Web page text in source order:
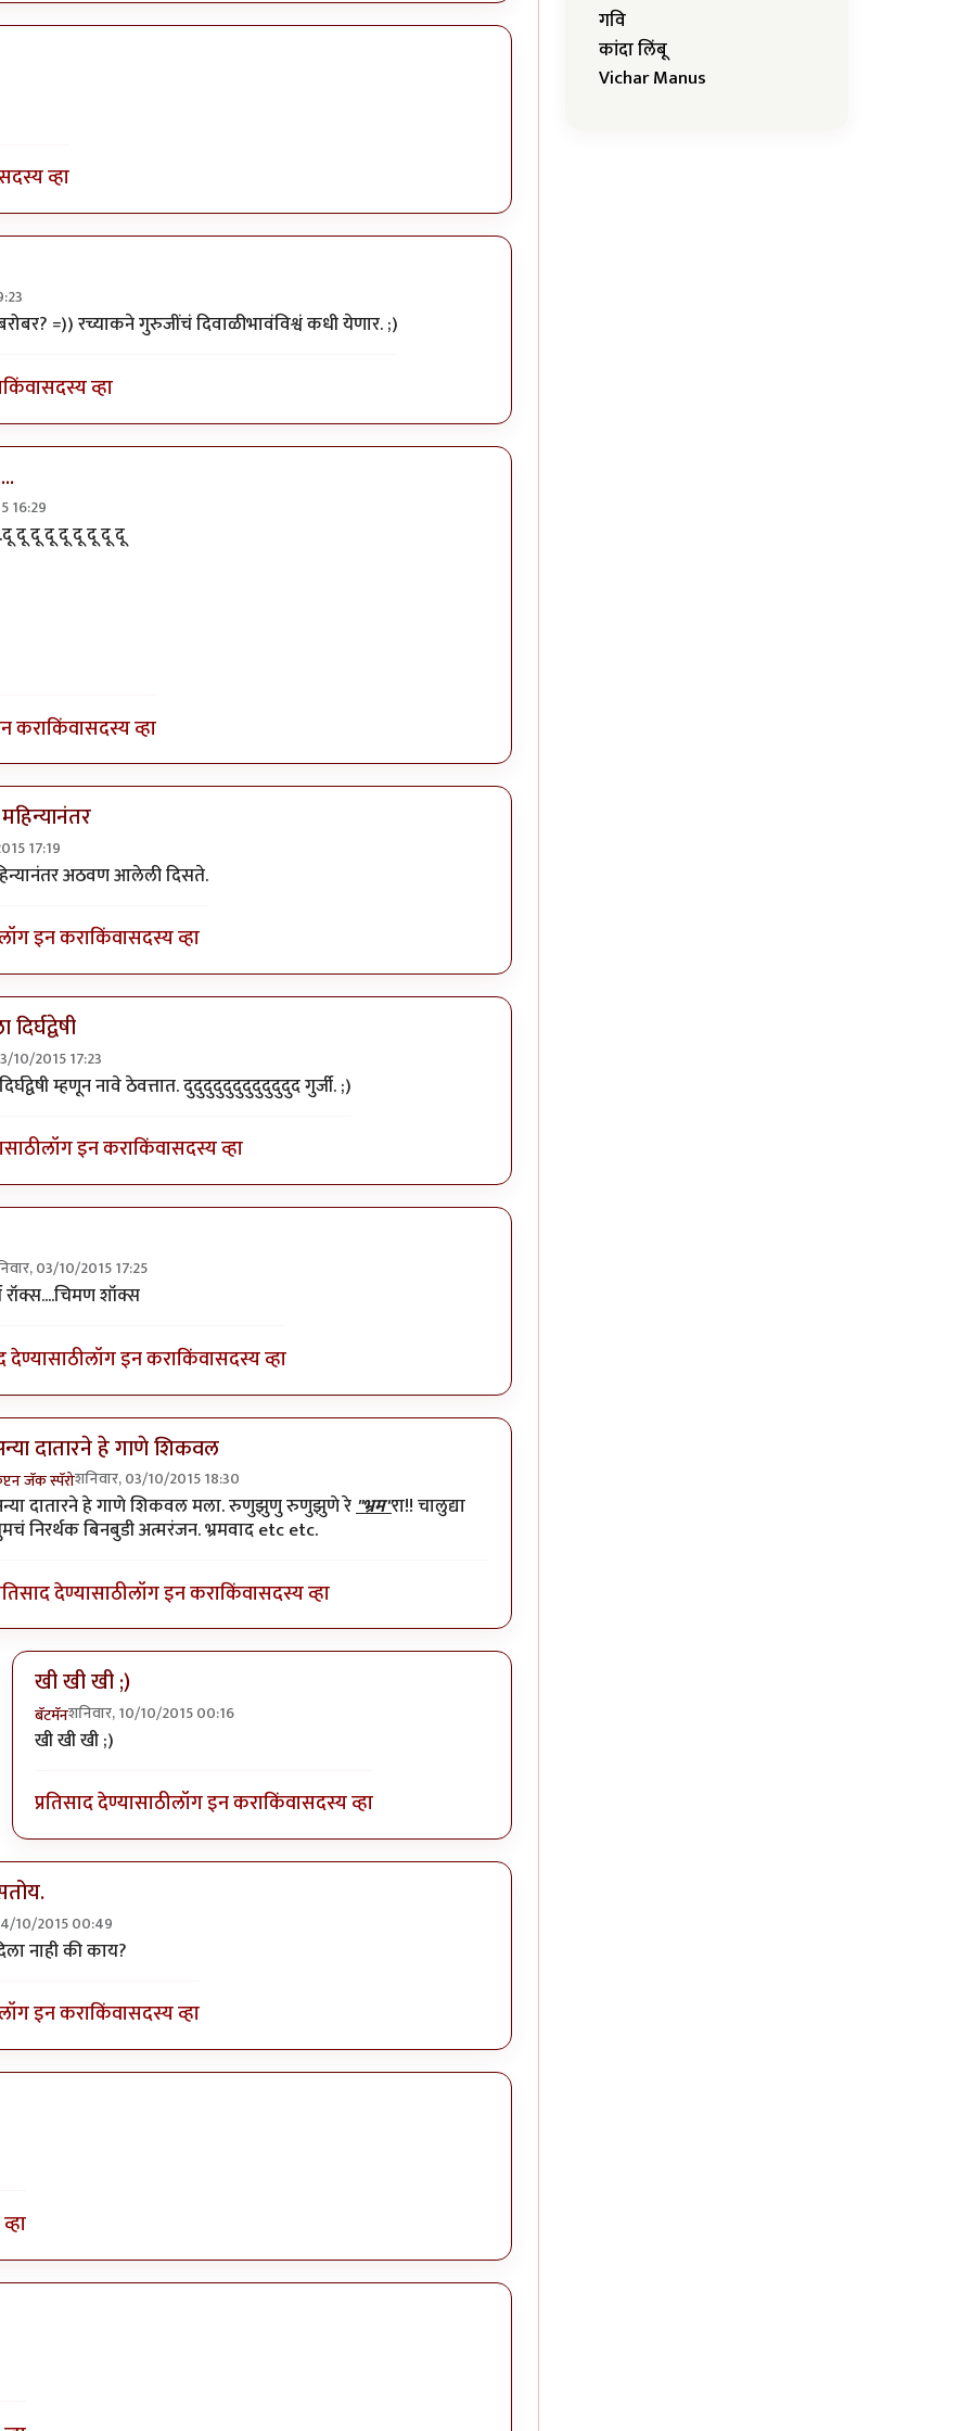
व्हा
गुर्जी. byअन्या दातार
=)) रच्याकने गुरुजींचं दिवाळीभावंविश्वं कधी येणार. ;)
किंवासदस्य व्हा
16:29
हवाय काbyकॅप्टन जॅक स्पॅरो
दू दू दू दू दू दू दू दू
कराकिंवासदस्य व्हा
17:19
byअत्रुप्त आत्मा
अठवण आलेली दिसते.
इन कराकिंवासदस्य व्हा
10/2015 17:23
जवळपास महिन्यानंतरbyप्रचेतस
म्हणून नावे ठेवत्तात. दुदुदुदुदुदुदुदुदुदुदुद गुर्जी. ;)
लॉग इन कराकिंवासदस्य व्हा
03/10/2015 17:25
toउगी दुसर्‍याला दिर्घद्वेषी
रॉक्स....चिमण शॉक्स
देण्यासाठीलॉग इन कराकिंवासदस्य व्हा
दातारने हे गाणे शिकवल
जॅक स्पॅरोशनिवार, 03/10/2015 18:30
reply to=))byप्रचेतस
दातारने हे गाणे शिकवल मला. रुणुझुणु रुणुझुणे रे"भ्रम"रा!! चालुद्या
निरर्थक बिनबुडी अत्मरंजन. भ्रमवाद etc etc.
देण्यासाठीलॉग इन कराकिंवासदस्य व्हा
खी खी खी ;)
बॅटमॅनशनिवार, 10/10/2015 00:16
In reply to
खी खी खी ;)
प्रतिसाद देण्यासाठीलॉग इन कराकिंवासदस्य व्हा
10/2015 00:49
by
नाही की काय?
इन कराकिंवासदस्य व्हा
गवि
कांदा लिंबू
Vichar Manus